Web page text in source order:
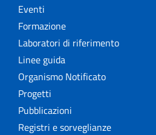
Eventi
Formazione
Laboratori di riferimento
Linee guida
Organismo Notificato
Progetti
Pubblicazioni
Registri e sorveglianze